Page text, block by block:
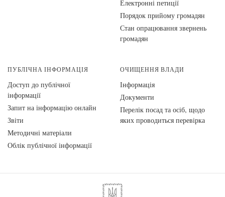
Електронні петиції
Порядок прийому громадян
Стан опрацювання звернень
громадян
ПУБЛІЧНА ІНФОРМАЦІЯ
Доступ до публічної
інформації
Запит на інформацію онлайн
Звіти
Методичні матеріали
Облік публічної інформації
ОЧИЩЕННЯ ВЛАДИ
Інформація
Документи
Перелік посад та осіб, щодо
яких проводиться перевірка